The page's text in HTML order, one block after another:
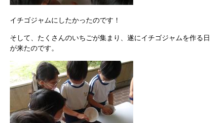
イチゴジャムにしたかったのです！
そして、たくさんのいちごが集まり、遂にイチゴジャムを作る日
が来たのです。